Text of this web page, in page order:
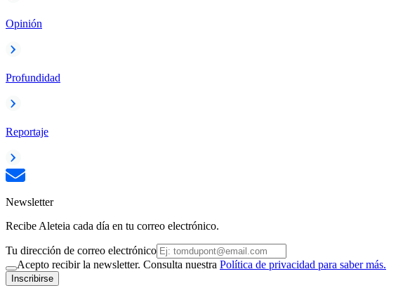
Opinión
Profundidad
Reportaje
Newsletter
Recibe Aleteia cada día en tu correo electrónico.
Tu dirección de correo electrónico
Acepto recibir la newsletter. Consulta nuestra Política de privacidad para saber más.
Inscribirse